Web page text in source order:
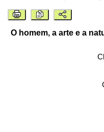
O homem, a arte e a